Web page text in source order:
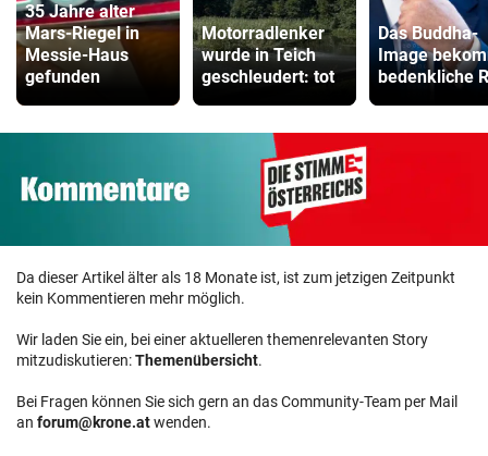
35 Jahre alter
Mars-Riegel in
Messie-Haus
gefunden
Motorradlenker
wurde in Teich
geschleudert: tot
Das Buddha-
Image
bedenkliche
Da dieser Artikel älter als 18 Monate ist, ist zum jetzigen Zeitpunkt
kein Kommentieren mehr möglich.
Wir laden Sie ein, bei einer aktuelleren themenrelevanten Story
mitzudiskutieren:Themenübersicht.
Bei Fragen können Sie sich gern an das Community-Team per Mail
an forum@krone.atwenden.